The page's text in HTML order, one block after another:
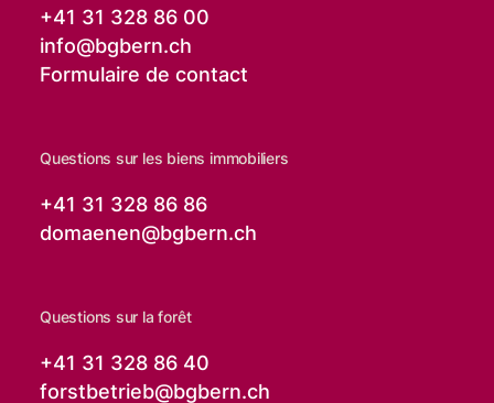
+41 31 328 86 00
info@bgbern.ch
Formulaire de contact
Questions sur les biens immobiliers
+41 31 328 86 86
domaenen@bgbern.ch
Questions sur la forêt
+41 31 328 86 40
forstbetrieb@bgbern.ch